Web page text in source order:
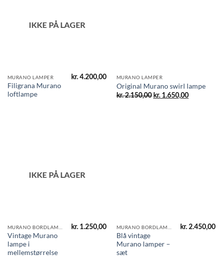
IKKE PÅ LAGER
MURANO LAMPER
Filigrana Murano
loftlampe
kr. 4.200,00 MURANO LAMPER
Original Murano swirl lampe
kr.2.150,00 Den
oprindelige
kr.1.650,00Den
aktuelle
IKKE PÅ LAGER
Vintage Murano
lampe i
mellemstørrelse
kr. 1.250,00
Blå vintage
Murano lamper –
sæt
kr. 2.450,00